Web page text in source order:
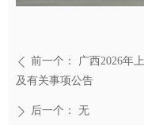
ꄴ 前一个：
广西2026年
及有关事项公告
ꄲ 后一个： 无